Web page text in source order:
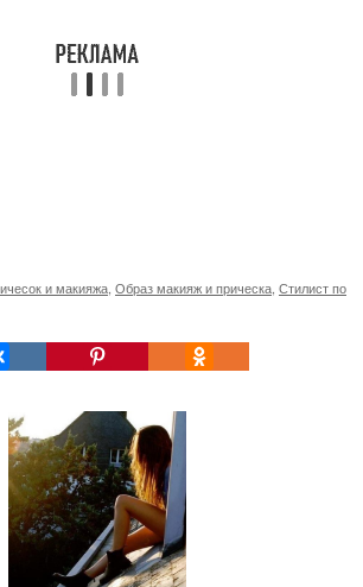
и макияжа Образ макияж и прическа Стилист по